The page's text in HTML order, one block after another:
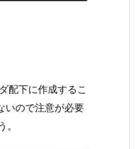
配下に作成するこ
いので注意が必要